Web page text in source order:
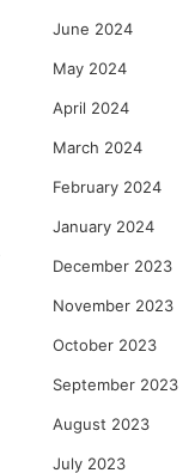
June 2024
May 2024
April 2024
March 2024
February 2024
January 2024
December 2023
November 2023
October 2023
September 2023
August 2023
July 2023